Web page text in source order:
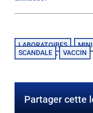
LABORATOIRES ,
SCANDALE , VACCIN
Partager cette